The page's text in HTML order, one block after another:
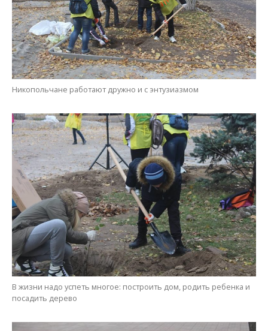
В жизни надо успеть многое: построить дом, родить ребенка и
посадить дерево
Кто работает, тот ест. Каша с мясом в казане на костре